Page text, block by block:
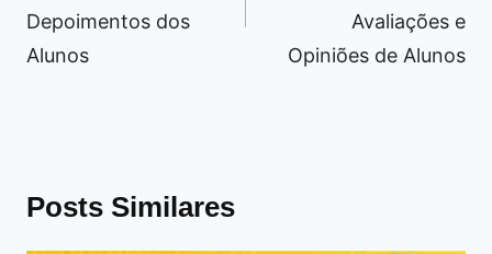
Depoimentos dos
Alunos
Avaliações e
Opiniões de Alunos
Posts Similares